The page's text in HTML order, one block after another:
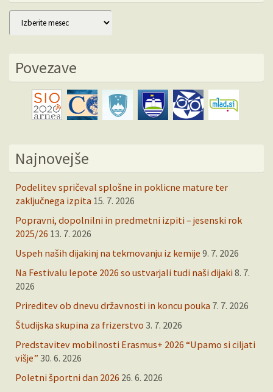
Arhiv
Povezave
Najnovejše
Podelitev spričeval splošne in poklicne mature ter
zaključnega izpita 15. 7. 2026
Popravni, dopolnilni in predmetni izpiti – jesenski rok
2025/26 13. 7. 2026
Uspeh naših dijakinj na tekmovanju iz kemije 9. 7. 2026
Na Festivalu lepote 2026 so ustvarjali tudi naši dijaki 8. 7.
2026
Prireditev ob dnevu državnosti in koncu pouka 7. 7. 2026
Študijska skupina za frizerstvo 3. 7. 2026
Predstavitev mobilnosti Erasmus+ 2026 “Upamo si ciljati
višje” 30. 6. 2026
Poletni športni dan 2026 26. 6. 2026